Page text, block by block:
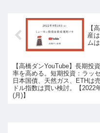
【
産
ム
【高橋ダンYouTube】長期投
率を高める。短期投資：ラッセ
日本国債、天然ガス、ETHは
ドル指数は買い検討。【2022
(月)】